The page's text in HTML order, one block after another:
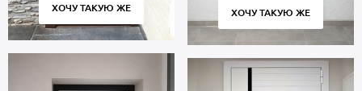
ХОЧУ ТАКУЮ ЖЕ ХОЧУ ТАКУЮ ЖЕ